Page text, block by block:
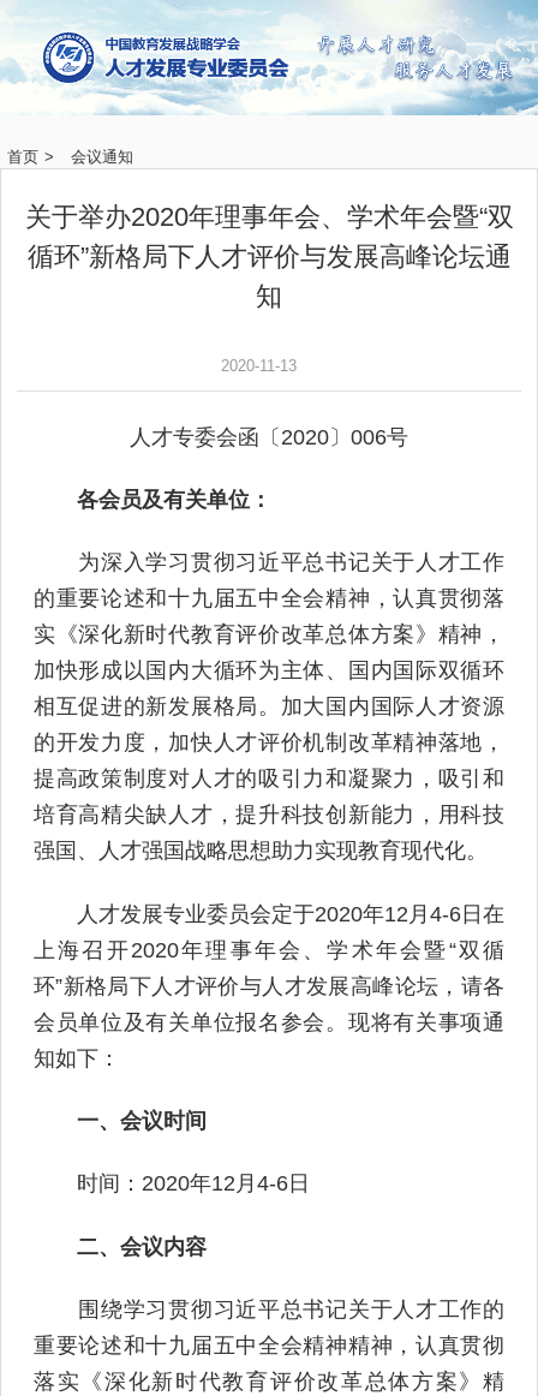
首页 > 会议通知
关于举办2020年理事年会、学术年会暨“双
循环”新格局下人才评价与发展高峰论坛通
知
2020-11-13
人才专委会函〔2020〕006号
各会员及有关单位：
为深入学习贯彻习近平总书记关于人才工作
的重要论述和十九届五中全会精神，认真贯彻落
实《深化新时代教育评价改革总体方案》精神，
加快形成以国内大循环为主体、国内国际双循环
相互促进的新发展格局。加大国内国际人才资源
的开发力度，加快人才评价机制改革精神落地，
提高政策制度对人才的吸引力和凝聚力，吸引和
培育高精尖缺人才，提升科技创新能力，用科技
强国、人才强国战略思想助力实现教育现代化。
人才发展专业委员会定于2020年12月4-6日在
上海召开2020年理事年会、学术年会暨“双循
环”新格局下人才评价与人才发展高峰论坛，请各
会员单位及有关单位报名参会。现将有关事项通
知如下：
一、会议时间
时间：2020年12月4-6日
二、会议内容
围绕学习贯彻习近平总书记关于人才工作的
重要论述和十九届五中全会精神精神，认真贯彻
落实《深化新时代教育评价改革总体方案》精